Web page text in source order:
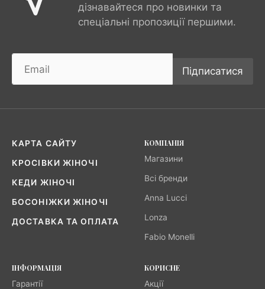
дізнавайтеся про новинки та
спеціальні пропозиції першими.
Підписатися
КАРТА САЙТУ
КРОСІВКИ ЖІНОЧІ
КЕДИ ЖІНОЧІ
БОСОНІЖКИ ЖІНОЧІ
ДОСТАВКА ТА ОПЛАТА
КОМПАНІЯ
Магазини
Всі бренди
Anna Lucci
Lonza
Fabio Monelli
ІНФОРМАЦІЯ
Гарантії
КОРИСНЕ
Акції